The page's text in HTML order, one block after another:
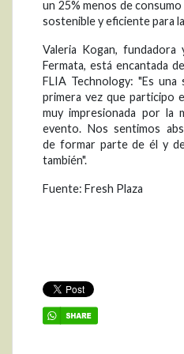
un 25% menos de
sostenible y eficiente para
Valeria Kogan, fundadora
Fermata, está encantada
FLIA Technology: "Es una
primera vez que participo
muy impresionada por la
evento. Nos sentimos
de formar parte de él y
también".
Fuente: Fresh Plaza